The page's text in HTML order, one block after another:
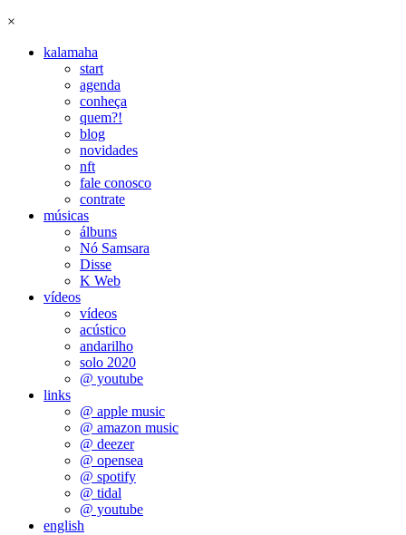
×
kalamaha
start
agenda
conheça
quem?!
blog
novidades
nft
fale conosco
contrate
músicas
álbuns
Nó Samsara
Disse
K Web
vídeos
vídeos
acústico
andarilho
solo 2020
@ youtube
links
@ apple music
@ amazon music
@ deezer
@ opensea
@ spotify
@ tidal
@ youtube
english